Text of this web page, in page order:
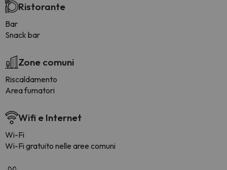
Ristorante
Bar
Snack bar
Zone comuni
Riscaldamento
Area fumatori
Wifi e Internet
Wi-Fi
Wi-Fi gratuito nelle aree comuni